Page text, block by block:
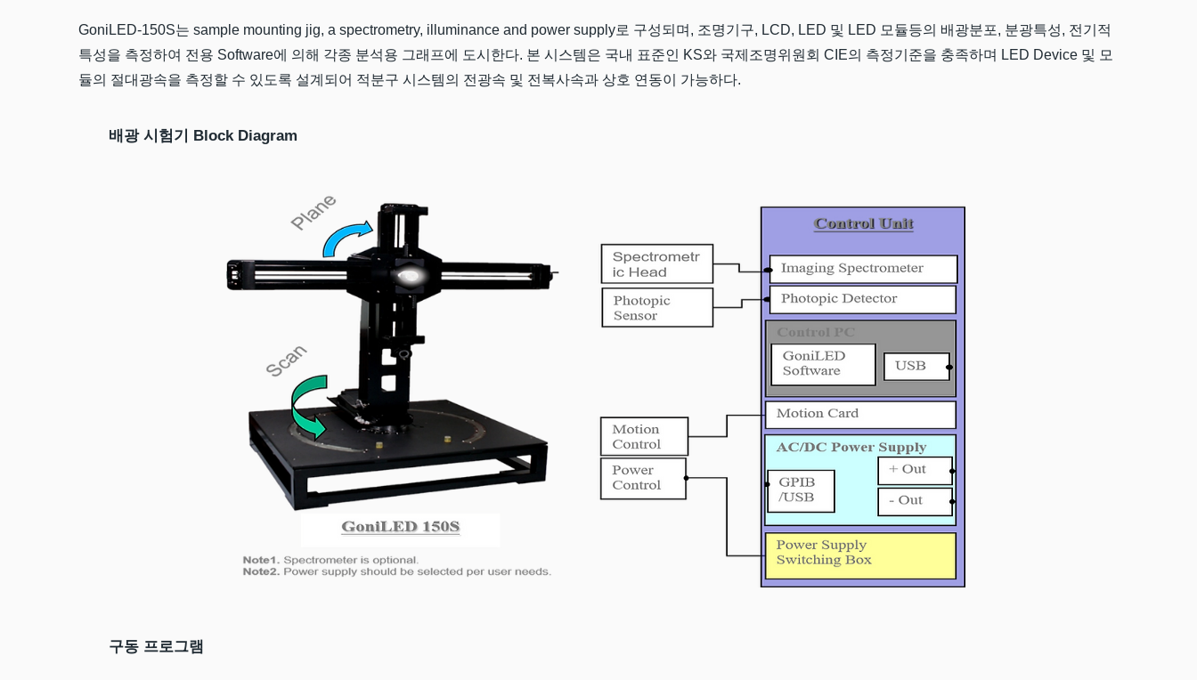
GoniLED-150S는 sample mounting jig, a spectrometry, illuminance and power supply로 구성되며, 조명기구, LCD, LED 및 LED 모듈등의 배광분포, 분광특성, 전기적
특성을 측정하여 전용 Software에 의해 각종 분석용 그래프에 도시한다. 본 시스템은 국내 표준인 KS와 국제조명위원회 CIE의 측정기준을 충족하며 LED Device 및 모
듈의 절대광속을 측정할 수 있도록 설계되어 적분구 시스템의 전광속 및 전복사속과 상호 연동이 가능하다.
배광 시험기 Block Diagram
구동 프로그램